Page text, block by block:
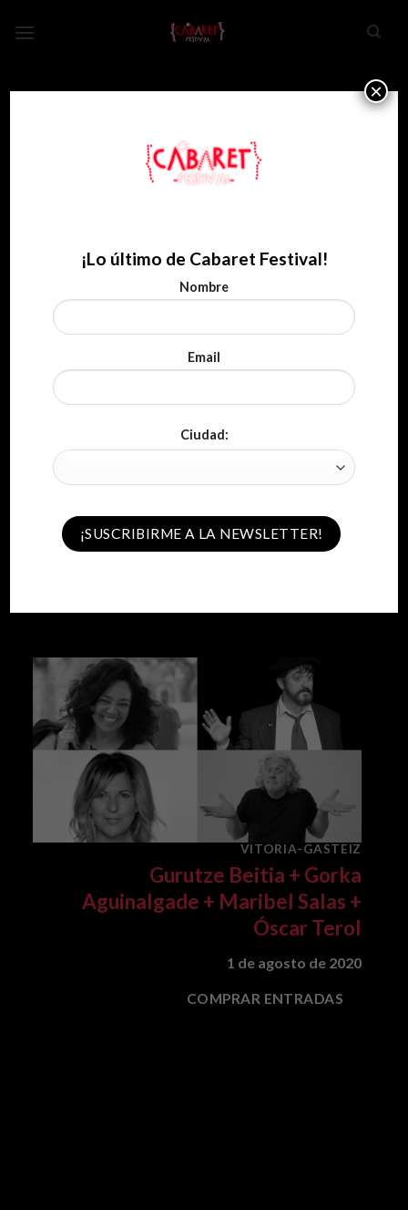
VITORIA-GASTEIZ
Antonio José
COMPRAR ENTRADAS
VITORIA-GASTEIZ
Gurutze Beitia + Gorka
Aguinalgade + Maribel Salas +
Óscar Terol
1 de agosto de 2020
COMPRAR ENTRADAS
¡Lo último de Cabaret Festival!
Nombre
Email
Ciudad:
×